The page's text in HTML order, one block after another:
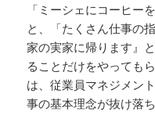
「ミーシェにコーヒー
と、「たくさん仕事の
家の実家に帰ります』
ることだけをやっても
は、従業員マネジメン
事の基本理念が抜け落